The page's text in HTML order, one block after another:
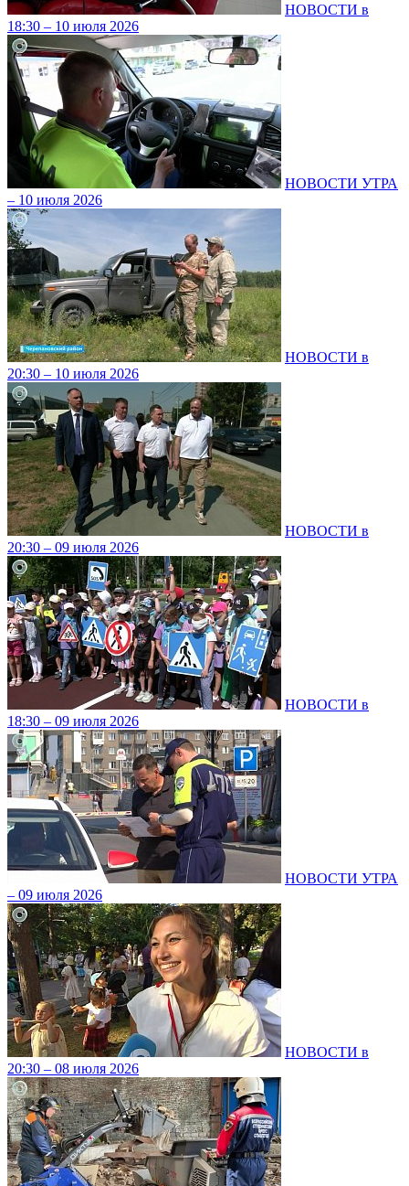
НОВОСТИ в
18:30 – 10 июля 2026
НОВОСТИ УТРА
– 10 июля 2026
НОВОСТИ в
20:30 – 10 июля 2026
НОВОСТИ в
20:30 – 09 июля 2026
НОВОСТИ в
18:30 – 09 июля 2026
НОВОСТИ УТРА
– 09 июля 2026
НОВОСТИ в
20:30 – 08 июля 2026